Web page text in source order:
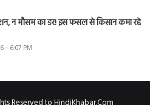
न मौसम का डर! इस फसल से किसान कमा रहे
- 6:07 PM